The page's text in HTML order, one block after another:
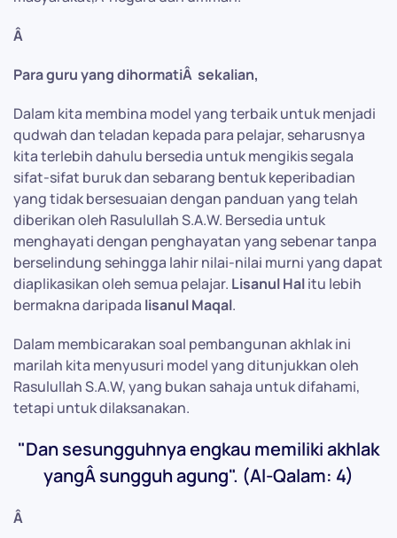
Â
Para guru yang dihormatiÂ sekalian,
Dalam kita membina model yang terbaik untuk menjadi
qudwah dan teladan kepada para pelajar, seharusnya
kita terlebih dahulu bersedia untuk mengikis segala
sifat-sifat buruk dan sebarang bentuk keperibadian
yang tidak bersesuaian dengan panduan yang telah
diberikan oleh Rasulullah S.A.W. Bersedia untuk
menghayati dengan penghayatan yang sebenar tanpa
berselindung sehingga lahir nilai-nilai murni yang dapat
diaplikasikan oleh semua pelajar. Lisanul Halitu lebih
bermakna daripada lisanul Maqal.
Dalam membicarakan soal pembangunan akhlak ini
marilah kita menyusuri model yang ditunjukkan oleh
Rasulullah S.A.W, yang bukan sahaja untuk difahami,
tetapi untuk dilaksanakan.
"Dan sesungguhnya engkau memiliki akhlak
yangÂ sungguh agung". (Al-Qalam: 4)
Â